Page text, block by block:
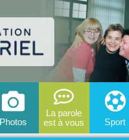
Photos
La parole
est à vous
Sport